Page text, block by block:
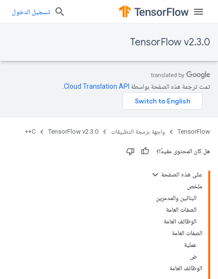
تسجيل الدخول
TensorFlow v2.3.0
تمت ترجمة هذه الصفحة بواسطة Cloud Translation API‏
TensorFlow واجهة برمجة التطبيقات TensorFlow v2.3.0
C++
هل كان المحتوى مفيدًا؟
على هذه الصفحة
ملخص
البنائين والمدمرين
الصفات العامة
الوظائف العامة
الصفات العامة
عملية
ض
الوظائف العامة